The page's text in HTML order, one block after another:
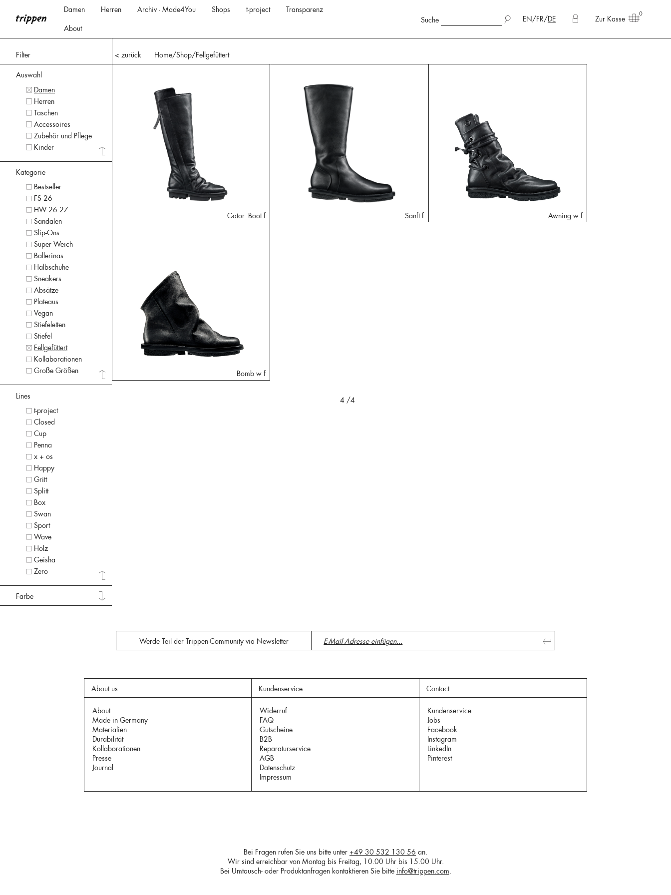
Damen Herren Archiv - Made4You Shops t-project Transparenz
About
Suche EN/FR/DE Zur Kasse
0
Filter
Auswahl
Damen
Herren
Taschen
Accessoires
Zubehör und Pflege
Kinder
Kategorie
Bestseller
FS 26
HW 26.27
Sandalen
Slip-Ons
Super Weich
Ballerinas
Halbschuhe
Sneakers
Absätze
Plateaus
Vegan
Stiefeletten
Stiefel
Fellgefüttert
Kollaborationen
Große Größen
Lines
t-project
Closed
Cup
Penna
x + os
Happy
Gritt
Splitt
Box
Swan
Sport
Wave
Holz
Geisha
Zero
Farbe
< zurück Home/Shop/Fellgefüttert
Gator_Boot f Sanft f Awning w f
Bomb w f
4 /4
Werde Teil der Trippen-Community via Newsletter
About us
About
Made in Germany
Materialien
Durabilität
Kollaborationen
Presse
Journal
Kundenservice
Widerruf
FAQ
Gutscheine
B2B
Reparaturservice
AGB
Datenschutz
Impressum
Contact
Kundenservice
Jobs
Facebook
Instagram
LinkedIn
Pinterest
Bei Fragen rufen Sie uns bitte unter +49 30 532 130 56 an.
Wir sind erreichbar von Montag bis Freitag, 10.00 Uhr bis 15.00 Uhr.
Bei Umtausch- oder Produktanfragen kontaktieren Sie bitte info@trippen.com.